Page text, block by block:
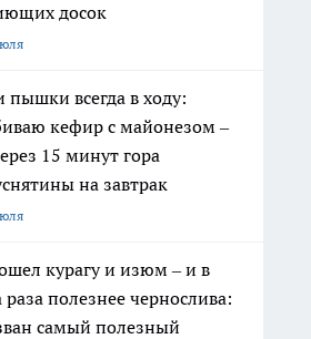
досок
пышки всегда в ходу:
кефир с майонезом –
15 минут гора
на завтрак
курагу и изюм – и в
раза полезнее чернослива:
самый полезный